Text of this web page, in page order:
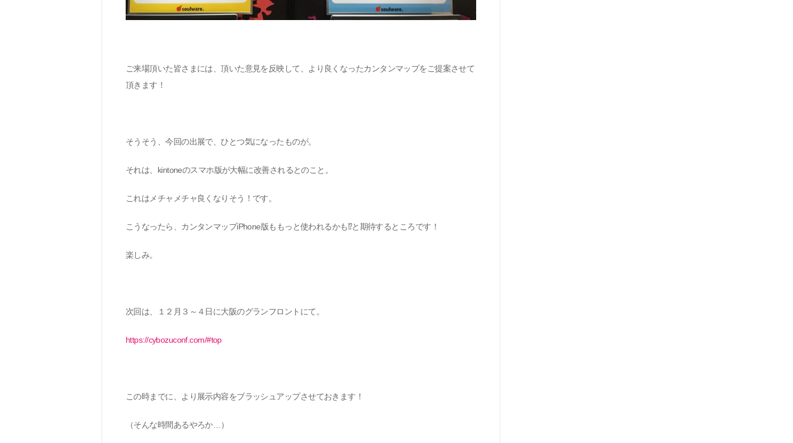
ご来場頂いた皆さまには、頂いた意見を反映して、より良くなったカンタンマップをご提案させて
頂きます！
そうそう、今回の出展で、ひとつ気になったものが。
それは、kintoneのスマホ版が大幅に改善されるとのこと。
これはメチャメチャ良くなりそう！です。
こうなったら、カンタンマップiPhone版ももっと使われるかも⁉︎と期待するところです！
楽しみ。
次回は、１２月３～４日に大阪のグランフロントにて。
https://cybozuconf.com/#top
この時までに、より展示内容をブラッシュアップさせておきます！
（そんな時間あるやろか…）